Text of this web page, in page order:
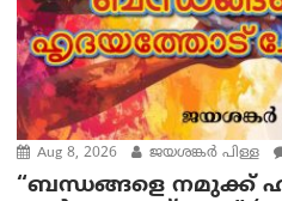
Aug 8, 2026 ജയശങ്കര്‍ പിള്ള
“ബന്ധങ്ങളെ നമുക്ക്